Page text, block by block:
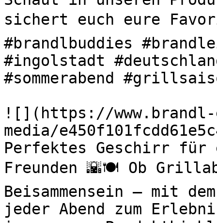
sichert euch eure
#brandlbuddies
#ingolstadt
#sommerabend
![](https://
media/
Perfektes Geschirr für
Freunden 🌇🍽️ Ob
Beisammensein – mit
jeder Abend zum